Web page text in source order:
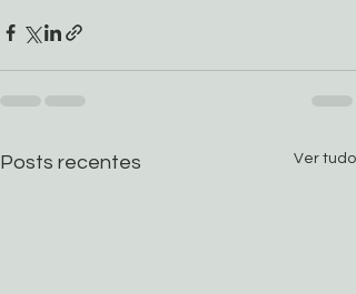
Posts recentes Ver tudo